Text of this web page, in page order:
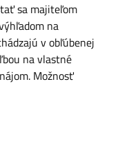
sa majiteľom
na
v obľúbenej
na vlastné
Možnosť